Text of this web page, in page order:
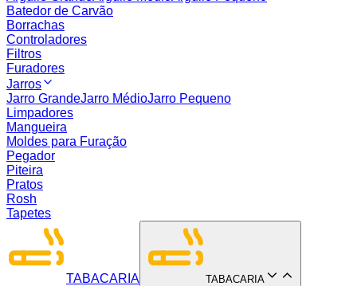
Batedor de Carvão
Borrachas
Controladores
Filtros
Furadores
Jarros
Jarro GrandeJarro MédioJarro Pequeno
Limpadores
Mangueira
Moldes para Furação
Pegador
Piteira
Pratos
Rosh
Tapetes
TABACARIA TABACARIA